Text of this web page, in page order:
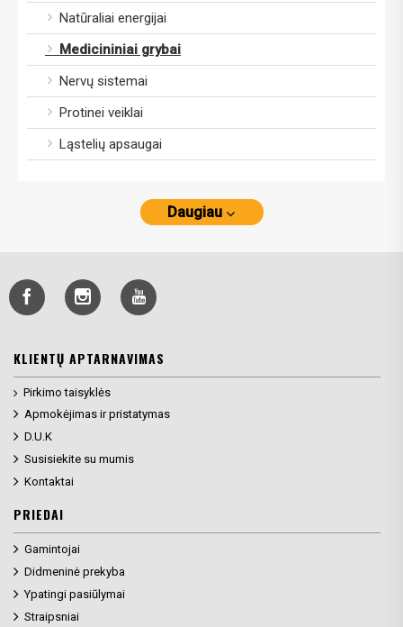
Natūraliai energijai
Medicininiai grybai
Nervų sistemai
Protinei veiklai
Ląstelių apsaugai
Daugiau
KLIENTŲ APTARNAVIMAS
Pirkimo taisyklės
Apmokėjimas ir pristatymas
D.U.K
Susisiekite su mumis
Kontaktai
PRIEDAI
Gamintojai
Didmeninė prekyba
Ypatingi pasiūlymai
Straipsniai